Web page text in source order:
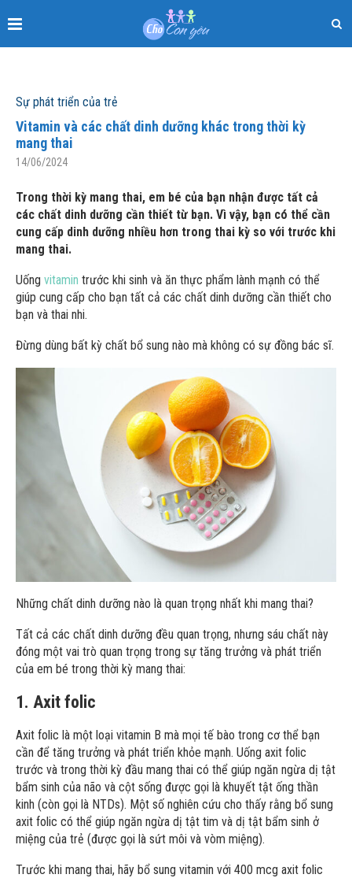
Sự phát triển của trẻ
Vitamin và các chất dinh dưỡng khác trong thời kỳ
mang thai
14/06/2024
Trong thời kỳ mang thai, em bé của bạn nhận được tất cả
các chất dinh dưỡng cần thiết từ bạn. Vì vậy, bạn có thể cần
cung cấp dinh dưỡng nhiều hơn trong thai kỳ so với trước khi
mang thai.
Uống vitamin trước khi sinh và ăn thực phẩm lành mạnh có thể
giúp cung cấp cho bạn tất cả các chất dinh dưỡng cần thiết cho
bạn và thai nhi.
Đừng dùng bất kỳ chất bổ sung nào mà không có sự đồng bác sĩ.
Những chất dinh dưỡng nào là quan trọng nhất khi mang thai?
Tất cả các chất dinh dưỡng đều quan trọng, nhưng sáu chất này
đóng một vai trò quan trọng trong sự tăng trưởng và phát triển
của em bé trong thời kỳ mang thai:
1. Axit folic
Axit folic là một loại vitamin B mà mọi tế bào trong cơ thể bạn
cần để tăng trưởng và phát triển khỏe mạnh. Uống axit folic
trước và trong thời kỳ đầu mang thai có thể giúp ngăn ngừa dị tật
bẩm sinh của não và cột sống được gọi là khuyết tật ống thần
kinh (còn gọi là NTDs). Một số nghiên cứu cho thấy rằng bổ sung
axit folic có thể giúp ngăn ngừa dị tật tim và dị tật bẩm sinh ở
miệng của trẻ (được gọi là sứt môi và vòm miệng).
Trước khi mang thai, hãy bổ sung vitamin với 400 mcg axit folic